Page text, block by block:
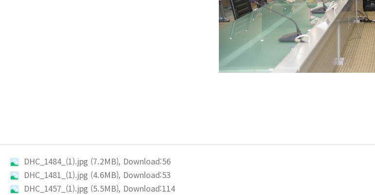
DHC_1484_(1).jpg (7.2MB), Download:56
DHC_1481_(1).jpg (4.6MB), Download:53
DHC_1457_(1).jpg (5.5MB), Download:114